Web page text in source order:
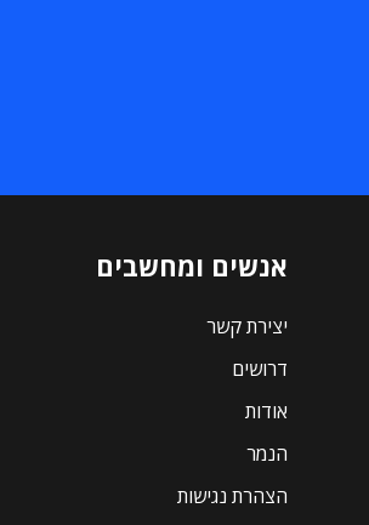
אנשים ומחשבים
יצירת קשר
דרושים
אודות
הנמר
הצהרת נגישות